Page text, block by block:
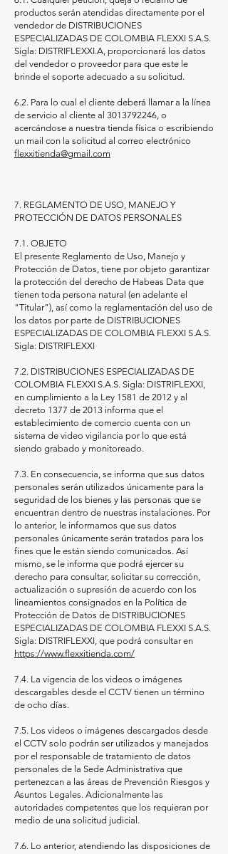
productos serán atendidas directamente por el
vendedor de DISTRIBUCIONES
ESPECIALIZADAS DE COLOMBIA FLEXXI S.A.S.
Sigla: DISTRIFLEXXI.A, proporcionará los datos
del vendedor o proveedor para que este le
brinde el soporte adecuado a su solicitud.
6.2. Para lo cual el cliente deberá llamar a la línea
de servicio al cliente al 3013792246, o
acercándose a nuestra tienda física o escribiendo
un mail con la solicitud al correo electrónico
flexxitienda@gmail.com
7. REGLAMENTO DE USO, MANEJO Y
PROTECCIÓN DE DATOS PERSONALES
7.1. OBJETO
El presente Reglamento de Uso, Manejo y
Protección de Datos, tiene por objeto garantizar
la protección del derecho de Habeas Data que
tienen toda persona natural (en adelante el
"Titular"), así como la reglamentación del uso de
los datos por parte de DISTRIBUCIONES
ESPECIALIZADAS DE COLOMBIA FLEXXI S.A.S.
Sigla: DISTRIFLEXXI
7.2. DISTRIBUCIONES ESPECIALIZADAS DE
COLOMBIA FLEXXI S.A.S. Sigla: DISTRIFLEXXI,
en cumplimiento a la Ley 1581 de 2012 y al
decreto 1377 de 2013 informa que el
establecimiento de comercio cuenta con un
sistema de video vigilancia por lo que está
siendo grabado y monitoreado.
7.3. En consecuencia, se informa que sus datos
personales serán utilizados únicamente para la
seguridad de los bienes y las personas que se
encuentran dentro de nuestras instalaciones. Por
lo anterior, le informamos que sus datos
personales únicamente serán tratados para los
fines que le están siendo comunicados. Así
mismo, se le informa que podrá ejercer su
derecho para consultar, solicitar su corrección,
actualización o supresión de acuerdo con los
lineamientos consignados en la Política de
Protección de Datos de DISTRIBUCIONES
ESPECIALIZADAS DE COLOMBIA FLEXXI S.A.S.
Sigla: DISTRIFLEXXI, que podrá consultar en
https://www.flexxitienda.com/
7.4. La vigencia de los videos o imágenes
descargables desde el CCTV tienen un término
de ocho días.
7.5. Los videos o imágenes descargados desde
el CCTV solo podrán ser utilizados y manejados
por el responsable de tratamiento de datos
personales de la Sede Administrativa que
pertenezcan a las áreas de Prevención Riesgos y
Asuntos Legales. Adicionalmente las
autoridades competentes que los requieran por
medio de una solicitud judicial.
7.6. Lo anterior, atendiendo las disposiciones de